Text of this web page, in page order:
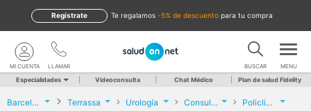
te regalamos -5% de descuento para tu compra
Regístrate
LLAMAR
MI CUENTA BUSCAR MENU
Especialidades Videoconsulta Chat Médico Plan de salud Fidelity
Barcelona Terrassa Urología Consulta de Urología Policlinic Terrassa